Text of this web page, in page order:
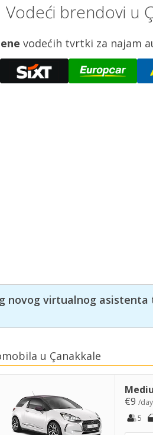
Vodeći brendovi u
vodećih tvrtki za najam
novog virtualnog
u Çanakkale
€9/day
5